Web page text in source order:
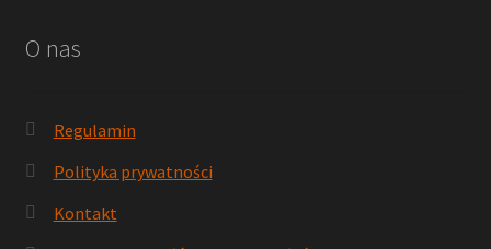
O nas
Regulamin
Polityka prywatności
Kontakt